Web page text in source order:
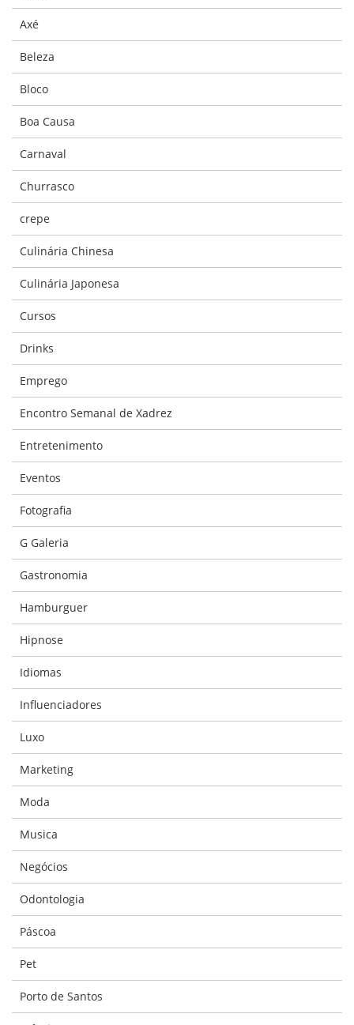
Axé
Beleza
Bloco
Boa Causa
Carnaval
Churrasco
crepe
Culinária Chinesa
Culinária Japonesa
Cursos
Drinks
Emprego
Encontro Semanal de Xadrez
Entretenimento
Eventos
Fotografia
G Galeria
Gastronomia
Hamburguer
Hipnose
Idiomas
Influenciadores
Luxo
Marketing
Moda
Musica
Negócios
Odontologia
Páscoa
Pet
Porto de Santos